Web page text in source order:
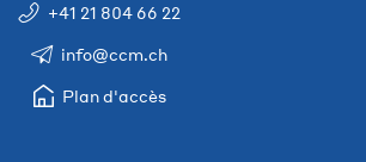
+41 21 804 66 22
info@ccm.ch
Plan d'accès